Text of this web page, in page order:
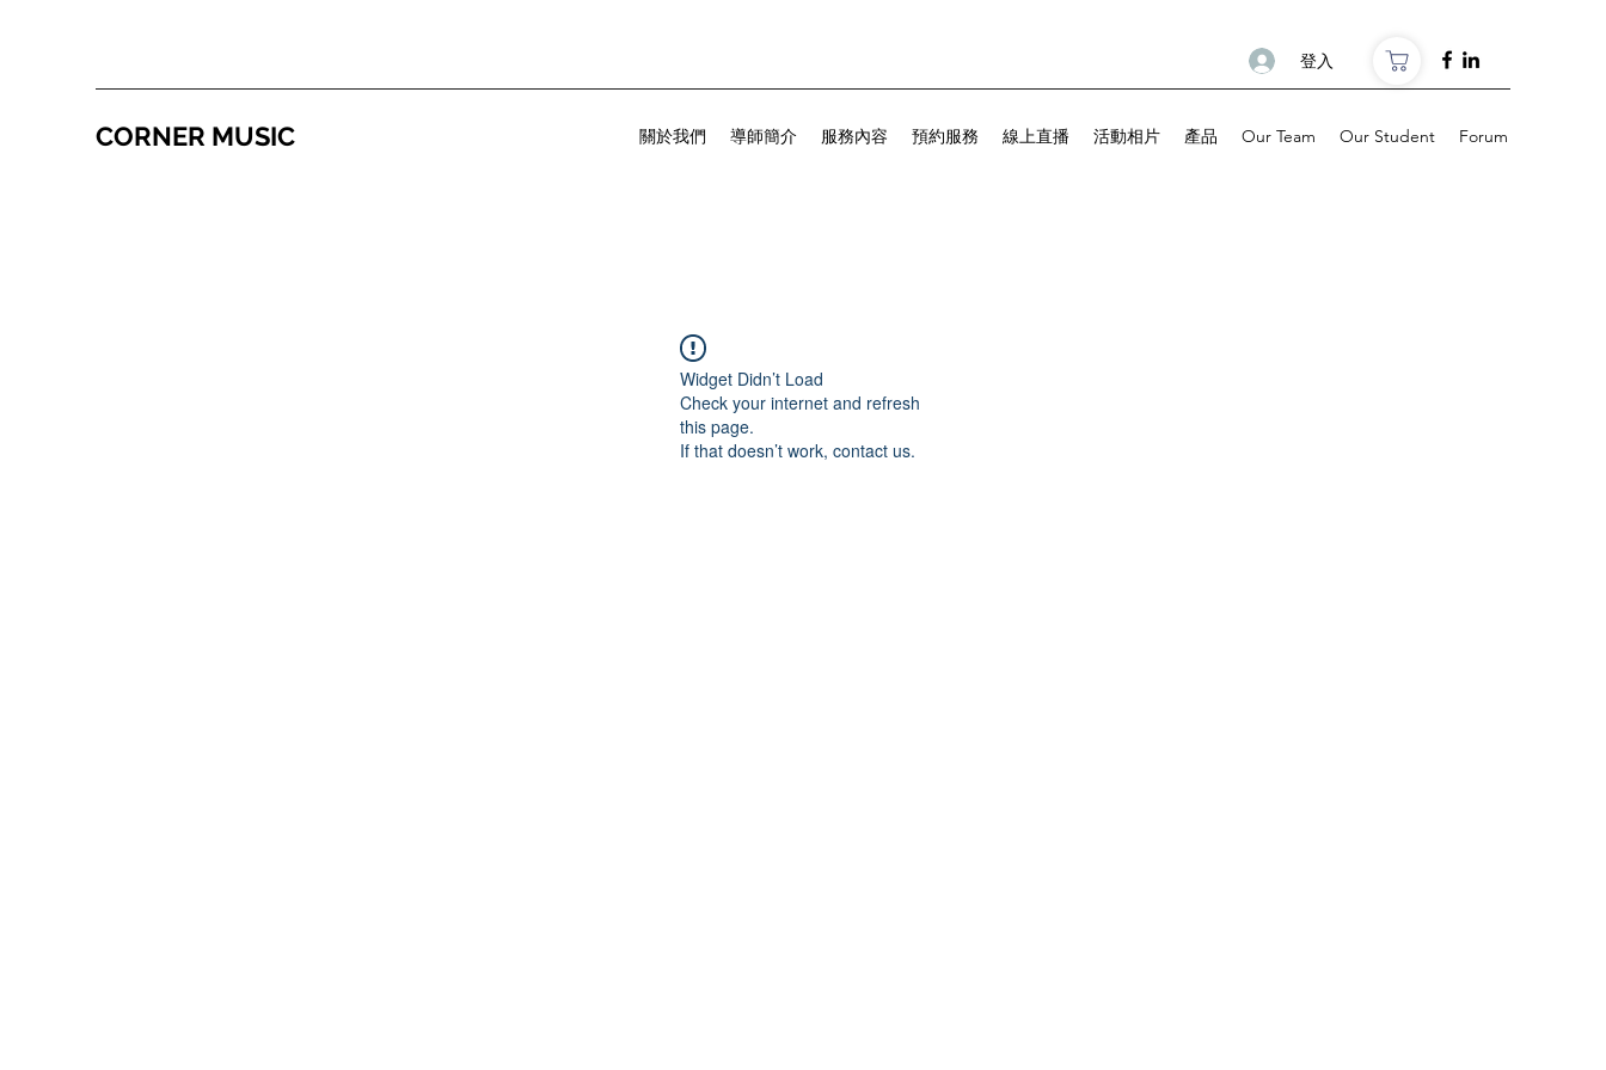
登入
CORNER MUSIC 關於我們 導師簡介 服務內容 預約服務 線上直播 活動相片 產品 Our Team Our Student Forum
Widget Didn’t Load
Check your internet and refresh
this page.
If that doesn’t work, contact us.